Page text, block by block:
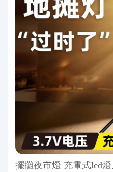
擺攤夜市燈 充電式led